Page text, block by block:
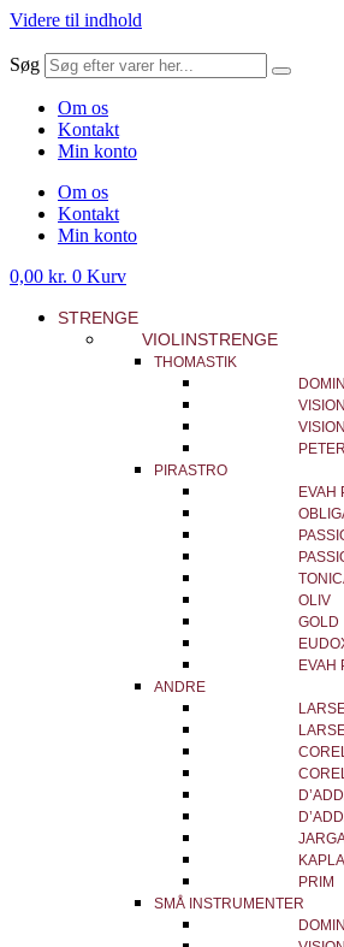
Videre til indhold
Søg
Om os
Kontakt
Min konto
Om os
Kontakt
Min konto
0,00 kr. 0 Kurv
STRENGE
VIOLINSTRENGE
THOMASTIK
VISION
PIRASTRO
EVAH
OLIV
GOLD
EVAH
ANDRE
PRIM
SMÅ INSTRUMENTER